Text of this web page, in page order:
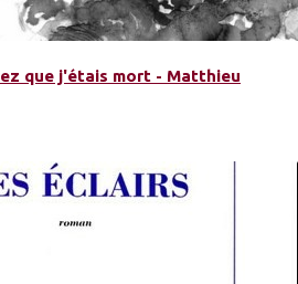
que j'étais mort - Matthieu